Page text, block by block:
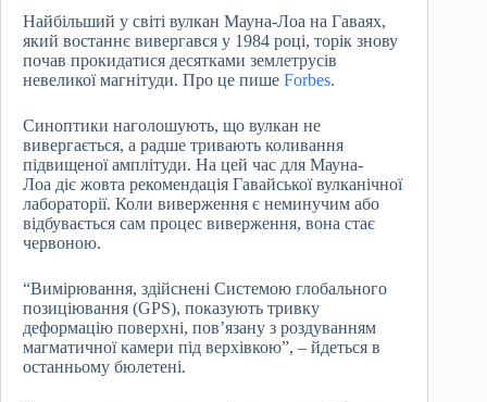
Найбільший у світі вулкан Мауна-Лоа на Гаваях,
який востаннє вивергався у 1984 році, торік знову
почав прокидатися десятками землетрусів
невеликої магнітуди. Про це пише Forbes.
Синоптики наголошують, що вулкан не
вивергається, а радше тривають коливання
підвищеної амплітуди. На цей час для Мауна-
Лоа діє жовта рекомендація Гавайської вулканічної
лабораторії. Коли виверження є неминучим або
відбувається сам процес виверження, вона стає
червоною.
“Вимірювання, здійснені Системою глобального
позиціювання (GPS), показують тривку
деформацію поверхні, пов’язану з роздуванням
магматичної камери під верхівкою”, – йдеться в
останньому бюлетені.